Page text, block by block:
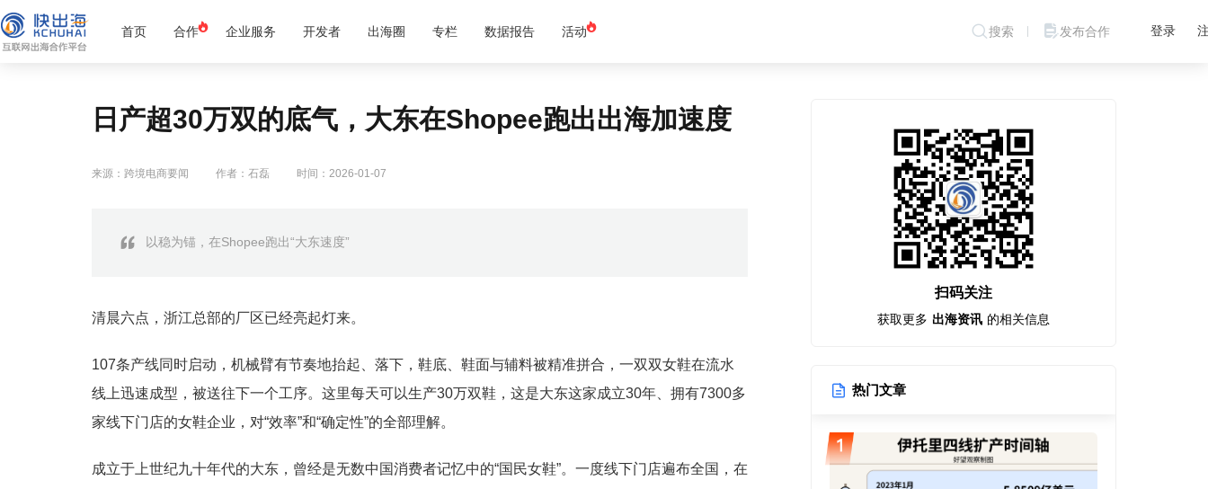
首页 合作 企业服务 开发者 出海圈 专栏 数据报告 活动 搜索 发布合作 登录
日产超30万双的底气，大东在Shopee跑出出海加速度
来源：跨境电商要闻 作者：石磊 时间：2026-01-07
以稳为锚，在Shopee跑出“大东速度”
清晨六点，浙江总部的厂区已经亮起灯来。
107条产线同时启动，机械臂有节奏地抬起、落下，鞋底、鞋面与辅料被精准拼合，一双双女鞋在流水
线上迅速成型，被送往下一个工序。这里每天可以生产30万双鞋，这是大东这家成立30年、拥有7300多
家线下门店的女鞋企业，对“效率”和“确定性”的全部理解。
成立于上世纪九十年代的大东，曾经是无数中国消费者记忆中的“国民女鞋”。一度线下门店遍布全国，在
扫码关注
获取更多 出海资讯 的相关信息
热门文章